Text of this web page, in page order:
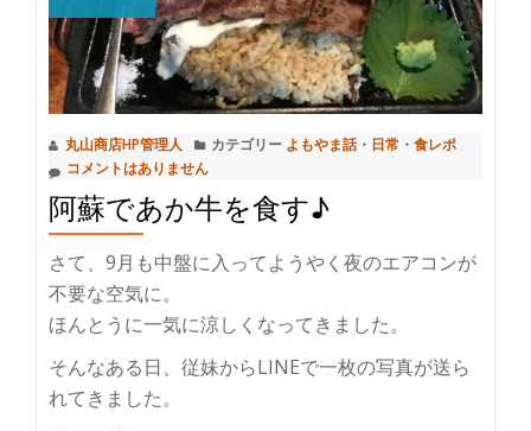
丸山商店HP管理人 カテゴリー よもやま話・ 日常 ・ 食レポ
コメントはありません
阿蘇であか牛を食す♪
さて、9月も中盤に入ってようやく夜のエアコンが
不要な空気に。
ほんとうに一気に涼しくなってきました。
そんなある日、従妹からLINEで一枚の写真が送ら
れてきました。